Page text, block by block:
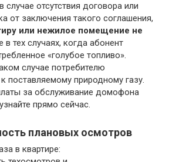
случае отсутствия договора или
от заключения такого соглашения,
или нежилое помещение не
в тех случаях, когда абонент
«голубое топливо».
случае потребителю
поставляемому природному газу.
за обслуживание домофона
прямо сейчас.
плановых осмотров